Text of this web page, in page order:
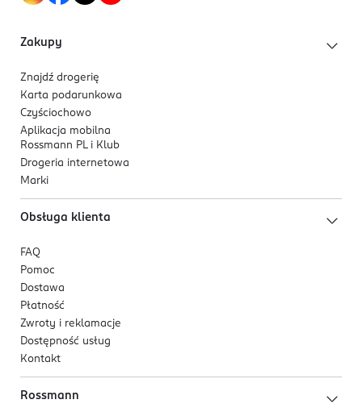
Zakupy
Znajdź drogerię
Karta podarunkowa
Czyściochowo
Aplikacja mobilna
Rossmann PL i Klub
Drogeria internetowa
Marki
Obsługa klienta
FAQ
Pomoc
Dostawa
Płatność
Zwroty i reklamacje
Dostępność usług
Kontakt
Rossmann